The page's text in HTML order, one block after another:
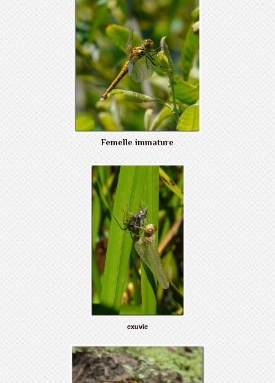
Femelle immature
exuvie